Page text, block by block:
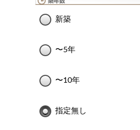
新築
〜5年
〜10年
指定無し